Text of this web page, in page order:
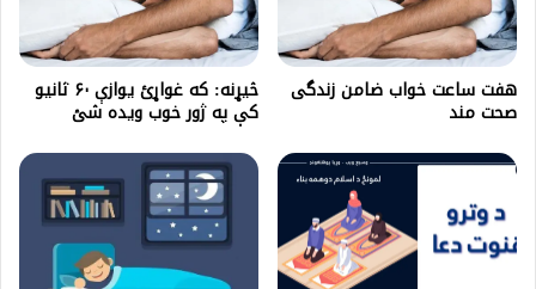
هفت ساعت خواب ضامن زندگی
صحت مند
څيړنه: که غواړئ یوازې ۶۰ ثانیو
کې په ژور خوب ویده شئ